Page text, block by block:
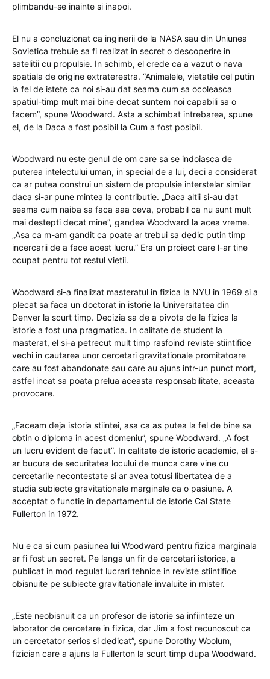
plimbandu-se inainte si inapoi.
El nu a concluzionat ca inginerii de la NASA sau din Uniunea
Sovietica trebuie sa fi realizat in secret o descoperire in
satelitii cu propulsie. In schimb, el crede ca a vazut o nava
spatiala de origine extraterestra. “Animalele, vietatile cel putin
la fel de istete ca noi si-au dat seama cum sa ocoleasca
spatiul-timp mult mai bine decat suntem noi capabili sa o
facem”, spune Woodward. Asta a schimbat intrebarea, spune
el, de la Daca a fost posibil la Cum a fost posibil.
Woodward nu este genul de om care sa se indoiasca de
puterea intelectului uman, in special de a lui, deci a considerat
ca ar putea construi un sistem de propulsie interstelar similar
daca si-ar pune mintea la contributie. „Daca altii si-au dat
seama cum naiba sa faca aaa ceva, probabil ca nu sunt mult
mai destepti decat mine”, gandea Woodward la acea vreme.
„Asa ca m-am gandit ca poate ar trebui sa dedic putin timp
incercarii de a face acest lucru.” Era un proiect care l-ar tine
ocupat pentru tot restul vietii.
Woodward si-a finalizat masteratul in fizica la NYU in 1969 si a
plecat sa faca un doctorat in istorie la Universitatea din
Denver la scurt timp. Decizia sa de a pivota de la fizica la
istorie a fost una pragmatica. In calitate de student la
masterat, el si-a petrecut mult timp rasfoind reviste stiintifice
vechi in cautarea unor cercetari gravitationale promitatoare
care au fost abandonate sau care au ajuns intr-un punct mort,
astfel incat sa poata prelua aceasta responsabilitate, aceasta
provocare.
„Faceam deja istoria stiintei, asa ca as putea la fel de bine sa
obtin o diploma in acest domeniu”, spune Woodward. „A fost
un lucru evident de facut”. In calitate de istoric academic, el s-
ar bucura de securitatea locului de munca care vine cu
cercetarile necontestate si ar avea totusi libertatea de a
studia subiecte gravitationale marginale ca o pasiune. A
acceptat o functie in departamentul de istorie Cal State
Fullerton in 1972.
Nu e ca si cum pasiunea lui Woodward pentru fizica marginala
ar fi fost un secret. Pe langa un fir de cercetari istorice, a
publicat in mod regulat lucrari tehnice in reviste stiintifice
obisnuite pe subiecte gravitationale invaluite in mister.
„Este neobisnuit ca un profesor de istorie sa infiinteze un
laborator de cercetare in fizica, dar Jim a fost recunoscut ca
un cercetator serios si dedicat”, spune Dorothy Woolum,
fizician care a ajuns la Fullerton la scurt timp dupa Woodward.